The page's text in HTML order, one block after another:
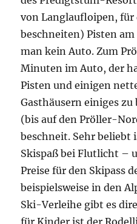
von Langlaufloipen,
beschneiten) Pisten
man kein Auto. Zum
Minuten im Auto, der
Pisten und einigen
Gasthäusern einiges
(bis auf den Pröller-
beschneit. Sehr beliebt
Skispaß bei Flutlicht –
Preise für den Skipass
beispielsweise in den
Ski-Verleihe gibt es
für Kinder ist der